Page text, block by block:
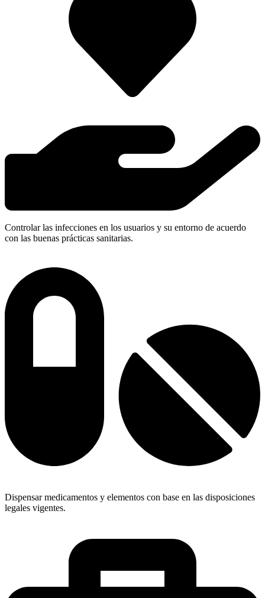
Controlar las infecciones en los usuarios y su entorno de acuerdo
con las buenas prácticas sanitarias.
Dispensar medicamentos y elementos con base en las disposiciones
legales vigentes.